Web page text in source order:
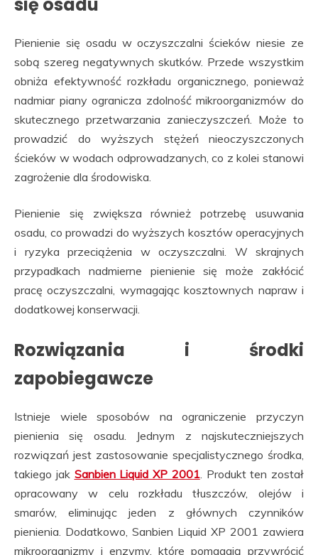
się osadu
Pienienie się osadu w oczyszczalni ścieków niesie ze
sobą szereg negatywnych skutków. Przede wszystkim
obniża efektywność rozkładu organicznego, ponieważ
nadmiar piany ogranicza zdolność mikroorganizmów do
skutecznego przetwarzania zanieczyszczeń. Może to
prowadzić do wyższych stężeń nieoczyszczonych
ścieków w wodach odprowadzanych, co z kolei stanowi
zagrożenie dla środowiska.
Pienienie się zwiększa również potrzebę usuwania
osadu, co prowadzi do wyższych kosztów operacyjnych
i ryzyka przeciążenia w oczyszczalni. W skrajnych
przypadkach nadmierne pienienie się może zakłócić
pracę oczyszczalni, wymagając kosztownych napraw i
dodatkowej konserwacji.
Rozwiązania i środki
zapobiegawcze
Istnieje wiele sposobów na ograniczenie przyczyn
pienienia się osadu. Jednym z najskuteczniejszych
rozwiązań jest zastosowanie specjalistycznego środka,
takiego jak Sanbien Liquid XP 2001. Produkt ten został
opracowany w celu rozkładu tłuszczów, olejów i
smarów, eliminując jeden z głównych czynników
pienienia. Dodatkowo, Sanbien Liquid XP 2001 zawiera
mikroorganizmy i enzymy, które pomagają przywrócić